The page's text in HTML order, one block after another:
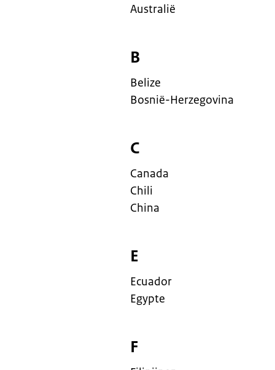
Australië
B
Belize
Bosnië-Herzegovina
C
Canada
Chili
China
E
Ecuador
Egypte
F